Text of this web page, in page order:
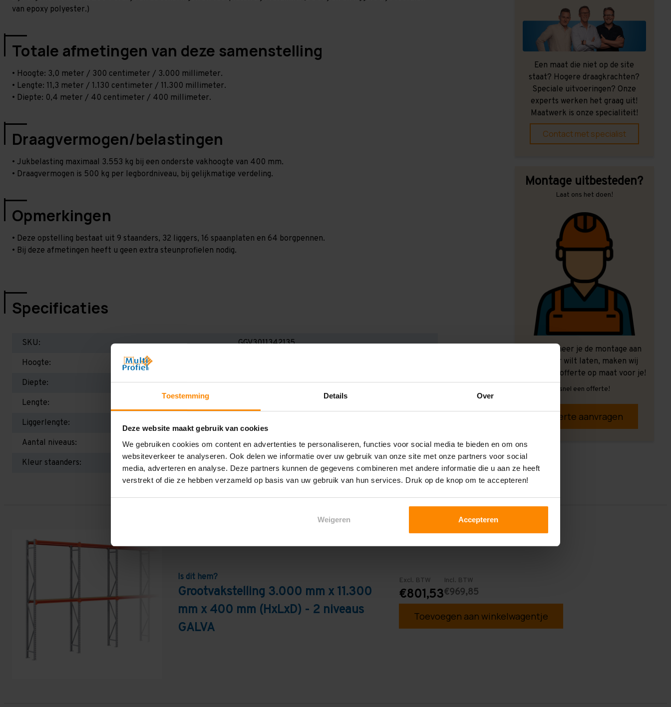
Toestemming Details Over
Deze website maakt gebruik van cookies
We gebruiken cookies om content en advertenties te personaliseren, functies voor social media te bieden en om ons
websiteverkeer te analyseren. Ook delen we informatie over uw gebruik van onze site met onze partners voor social
media, adverteren en analyse. Deze partners kunnen de gegevens combineren met andere informatie die u aan ze heeft
verstrekt of die ze hebben verzameld op basis van uw gebruik van hun services. Druk op de knop om te accepteren!
Weigeren Accepteren
van epoxy polyester.)
Totale afmetingen van deze samenstelling
• Hoogte: 3,0 meter / 300 centimeter / 3.000 millimeter.
• Lengte: 11,3 meter / 1.130 centimeter / 11.300 millimeter.
• Diepte: 0,4 meter / 40 centimeter / 400 millimeter.
Draagvermogen/belastingen
• Jukbelasting maximaal 3.553 kg bij een onderste vakhoogte van 400 mm.
• Draagvermogen is 500 kg per legbordniveau, bij gelijkmatige verdeling.
Opmerkingen
• Deze opstelling bestaat uit 9 staanders, 32 liggers, 16 spaanplaten en 64 borgpennen.
• Bij deze afmetingen heeft u geen extra steunprofielen nodig.
Specificaties
SKU:
GGV3011342135
Hoogte:
Diepte:
400 mm
Lengte:
Liggerlengte:
1.350 mm
Aantal niveaus:
2
Kleur staanders:
Een maat die niet op de site
staat? Hogere draagkrachten?
Speciale uitvoeringen? Onze
experts werken het graag uit!
Maatwerk is onze specialiteit!
Contact met specialist
Montage uitbesteden?
Laat ons het doen!
Ook wanneer je de montage aan
ons over wilt laten, maken wij
graag een offerte op maat voor je!
Vrijblijvend, snel een offerte!
Offerte aanvragen
Is dit hem?
Grootvakstelling 3.000 mm x 11.300
mm x 400 mm (HxLxD) - 2 niveaus
GALVA
Excl. BTW
€801,53
Incl. BTW
€969,85
Toevoegen aan winkelwagentje